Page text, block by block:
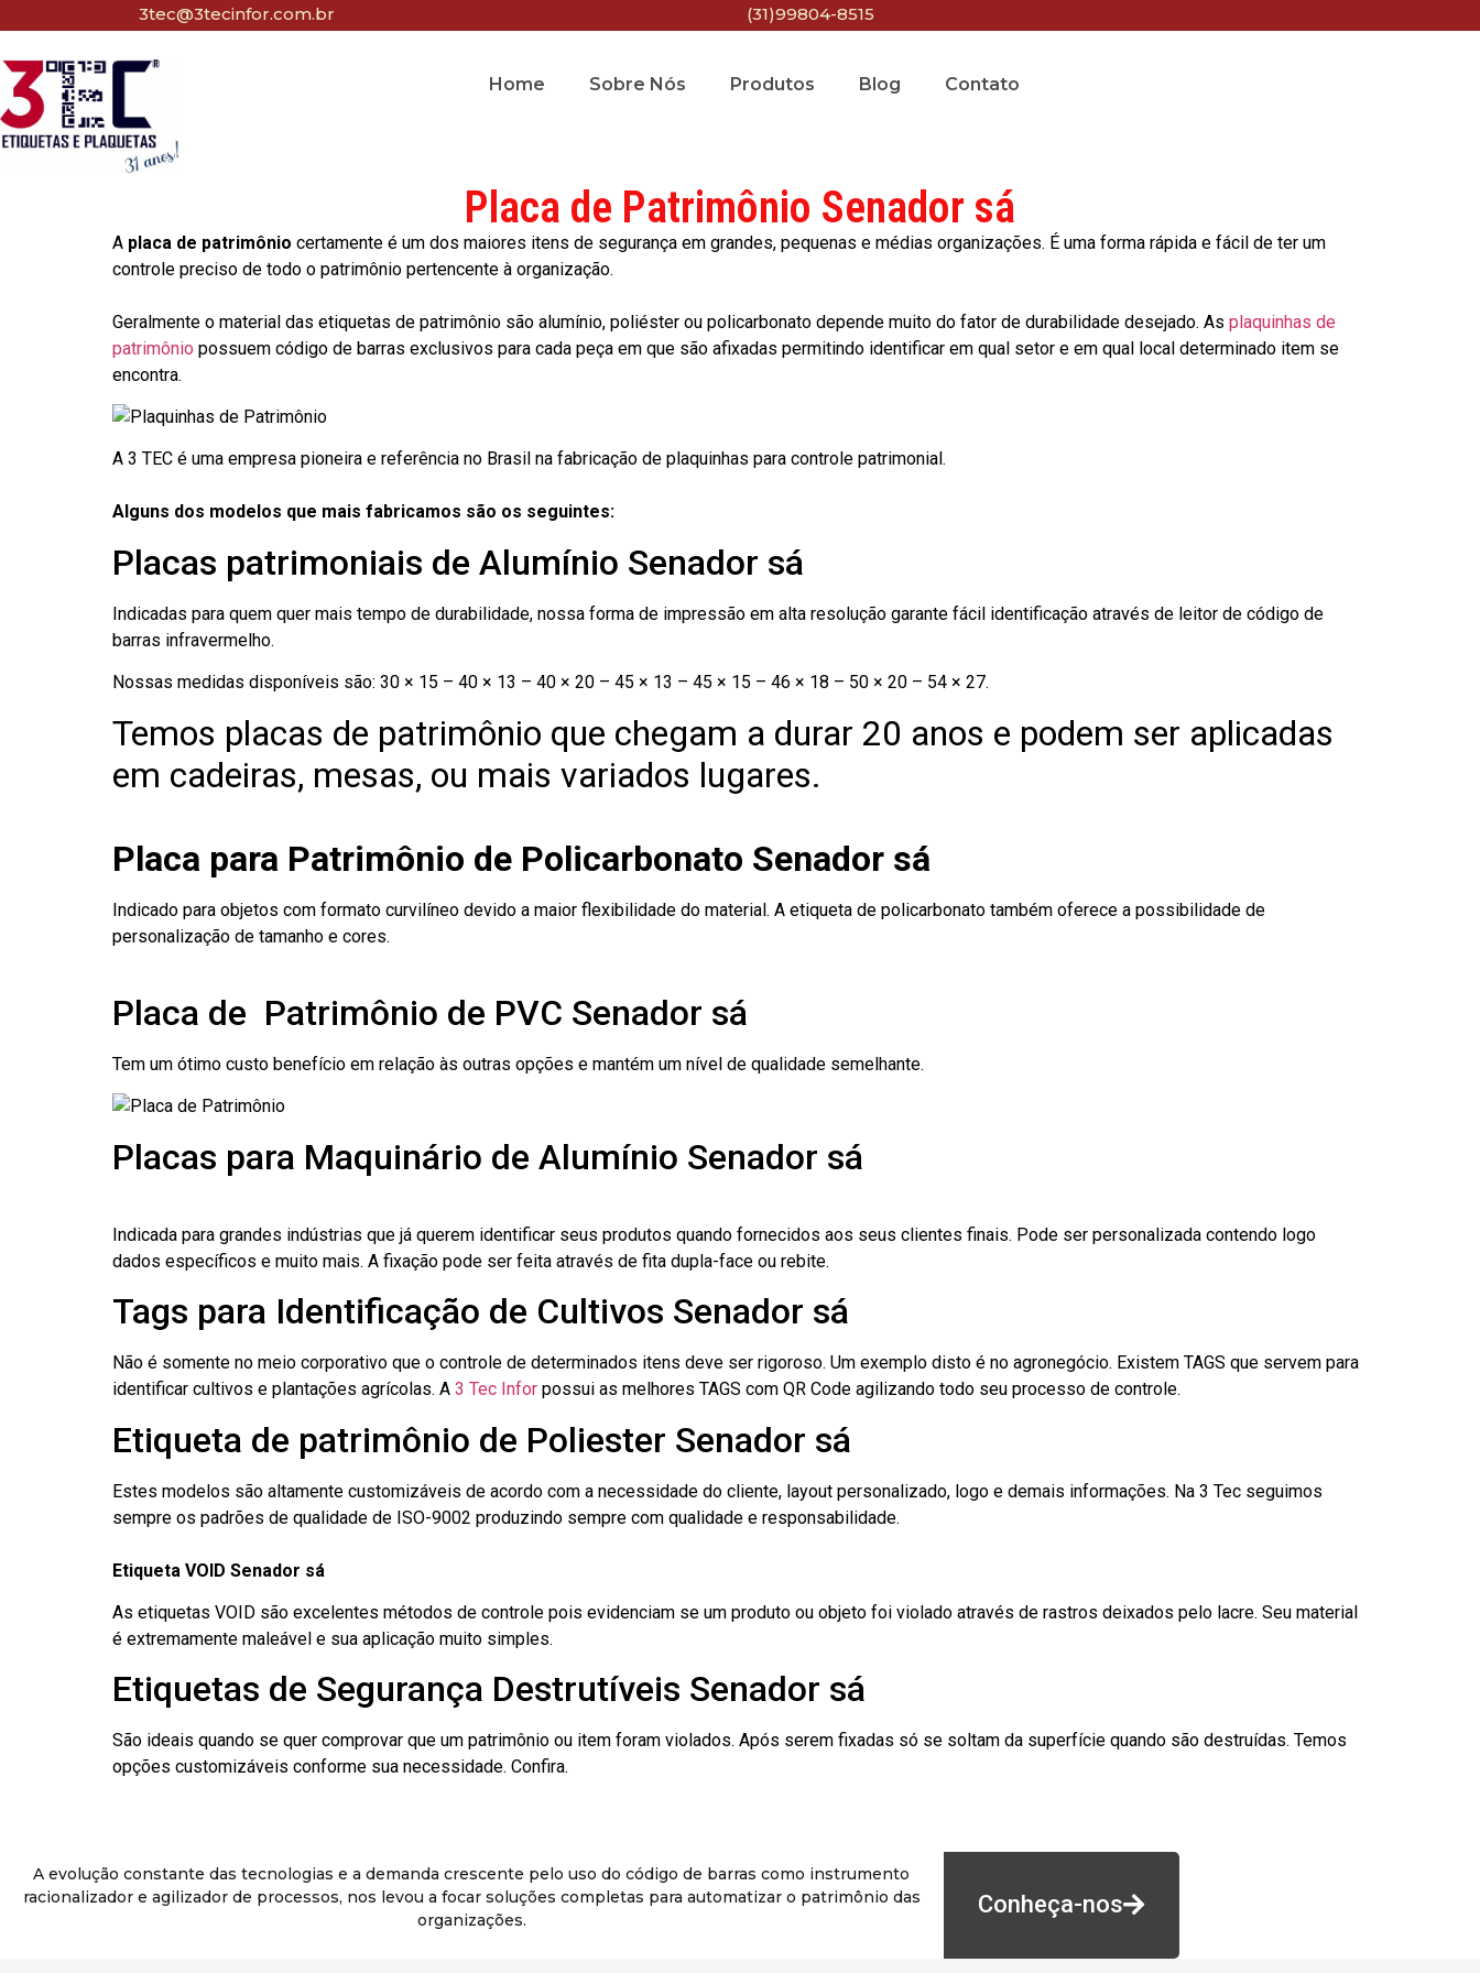
3tec@3tecinfor.com.br (31)99804-8515
Home Sobre Nós Produtos Blog Contato
Placa de Patrimônio Senador sá
A placa de patrimônio certamente é um dos maiores itens de segurança em grandes, pequenas e médias organizações. É uma forma rápida e fácil de ter um
controle preciso de todo o patrimônio pertencente à organização.
Geralmente o material das etiquetas de patrimônio são alumínio, poliéster ou policarbonato depende muito do fator de durabilidade desejado. As plaquinhas de
patrimônio possuem código de barras exclusivos para cada peça em que são afixadas permitindo identificar em qual setor e em qual local determinado item se
encontra.
A 3 TEC é uma empresa pioneira e referência no Brasil na fabricação de plaquinhas para controle patrimonial.
Alguns dos modelos que mais fabricamos são os seguintes:
Placas patrimoniais de Alumínio Senador sá
Indicadas para quem quer mais tempo de durabilidade, nossa forma de impressão em alta resolução garante fácil identificação através de leitor de código de
barras infravermelho.
Nossas medidas disponíveis são: 30 × 15 – 40 × 13 – 40 × 20 – 45 × 13 – 45 × 15 – 46 × 18 – 50 × 20 – 54 × 27.
Temos placas de patrimônio que chegam a durar 20 anos e podem ser aplicadas
em cadeiras, mesas, ou mais variados lugares.
Placa para Patrimônio de Policarbonato Senador sá
Indicado para objetos com formato curvilíneo devido a maior flexibilidade do material. A etiqueta de policarbonato também oferece a possibilidade de
personalização de tamanho e cores.
Placa de Patrimônio de PVC Senador sá
Tem um ótimo custo benefício em relação às outras opções e mantém um nível de qualidade semelhante.
Placas para Maquinário de Alumínio Senador sá
Indicada para grandes indústrias que já querem identificar seus produtos quando fornecidos aos seus clientes finais. Pode ser personalizada contendo logo
dados específicos e muito mais. A fixação pode ser feita através de fita dupla-face ou rebite.
Tags para Identificação de Cultivos Senador sá
Não é somente no meio corporativo que o controle de determinados itens deve ser rigoroso. Um exemplo disto é no agronegócio. Existem TAGS que servem para
identificar cultivos e plantações agrícolas. A 3 Tec Infor possui as melhores TAGS com QR Code agilizando todo seu processo de controle.
Etiqueta de patrimônio de Poliester Senador sá
Estes modelos são altamente customizáveis de acordo com a necessidade do cliente, layout personalizado, logo e demais informações. Na 3 Tec seguimos
sempre os padrões de qualidade de ISO-9002 produzindo sempre com qualidade e responsabilidade.
Etiqueta VOID Senador sá
As etiquetas VOID são excelentes métodos de controle pois evidenciam se um produto ou objeto foi violado através de rastros deixados pelo lacre. Seu material
é extremamente maleável e sua aplicação muito simples.
Etiquetas de Segurança Destrutíveis Senador sá
São ideais quando se quer comprovar que um patrimônio ou item foram violados. Após serem fixadas só se soltam da superfície quando são destruídas. Temos
opções customizáveis conforme sua necessidade. Confira.
A evolução constante das tecnologias e a demanda crescente pelo uso do código de barras como instrumento
racionalizador e agilizador de processos, nos levou a focar soluções completas para automatizar o patrimônio das
organizações.
Conheça-nos